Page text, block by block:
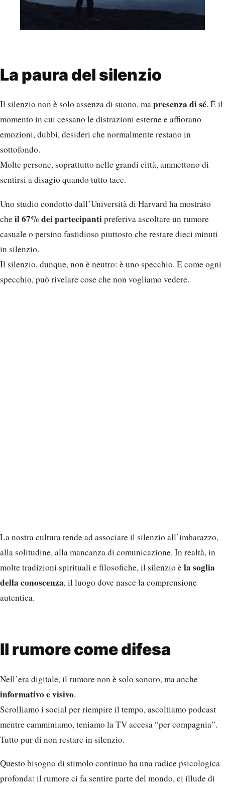
La paura del silenzio
Il silenzio non è solo assenza di suono, mapresenza di sé. È il
momento in cui cessano le distrazioni esterne e affiorano
emozioni, dubbi, desideri che normalmente restano in
sottofondo.
Molte persone, soprattutto nelle grandi città, ammettono di
sentirsi a disagio quando tutto tace.
Uno studio condotto dall’Università di Harvard ha mostrato
cheil 67% dei partecipantipreferiva ascoltare un rumore
casuale o persino fastidioso piuttosto che restare dieci minuti
in silenzio.
Il silenzio, dunque, non è neutro: è uno specchio. E come ogni
specchio, può rivelare cose che non vogliamo vedere.
La nostra cultura tende ad associare il silenzio all’imbarazzo,
alla solitudine, alla mancanza di comunicazione. In realtà, in
molte tradizioni spirituali e filosofiche, il silenzio èla soglia
della conoscenza, il luogo dove nasce la comprensione
autentica.
Il rumore come difesa
Nell’era digitale, il rumore non è solo sonoro, ma anche
informativo e visivo.
Scrolliamo i social per riempire il tempo, ascoltiamo podcast
mentre camminiamo, teniamo la TV accesa “per compagnia”.
Tutto pur di non restare in silenzio.
Questo bisogno di stimolo continuo ha una radice psicologica
profonda: il rumore ci fa sentire parte del mondo, ci illude di